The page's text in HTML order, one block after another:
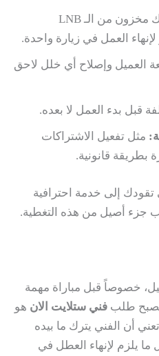
امتلاك مخزون من الـ LNB
العمل في زيارة واحدة.
العميل وإصلاح أي خلل لاحق
قبل بدء العمل لا بعده.
مثل تفعيل الاشتراكات
بطريقة قانونية.
تقودك إلى خدمة احترافية
جزء أصيل من هذه التغطية.
خصوصاً قبل مباراة مهمة
يصبح طلب فني ستلايت الان هو
أن الفني يترك ما بيده
ما يلزم لإنهاء العطل في